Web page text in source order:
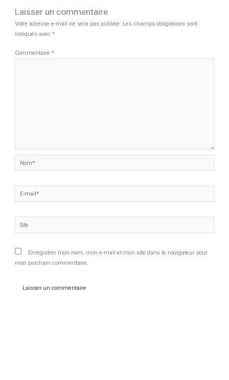
Laisser un commentaire
Votre adresse e-mail ne sera pas publiée. Les champs obligatoires sont
indiqués avec*
Commentaire*
mail*
Enregistrer mon nom, mon e-mail et mon site dans le navigateur pour
mon prochain commentaire.